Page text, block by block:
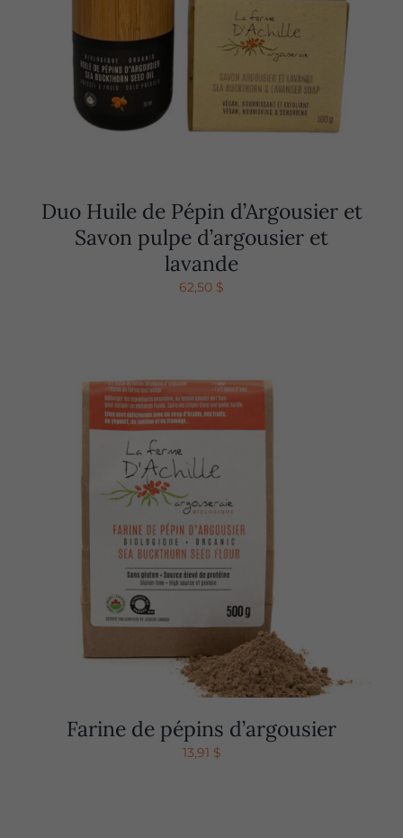
Duo Huile de Pépin d’Argousier et
Savon pulpe d’argousier et
lavande
62,50 $
Farine de pépins d’argousier
13,91 $